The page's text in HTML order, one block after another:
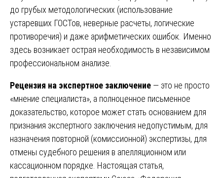
до грубых методологических (использование
устаревших ГОСТов, неверные расчеты, логические
противоречия) и даже арифметических ошибок. Именно
здесь возникает острая необходимость в независимом
профессиональном анализе.
Рецензия на экспертное заключение — это не просто
«мнение специалиста», а полноценное письменное
доказательство, которое может стать основанием для
признания экспертного заключения недопустимым, для
назначения повторной (комиссионной) экспертизы, для
отмены судебного решения в апелляционном или
кассационном порядке. Настоящая статья,